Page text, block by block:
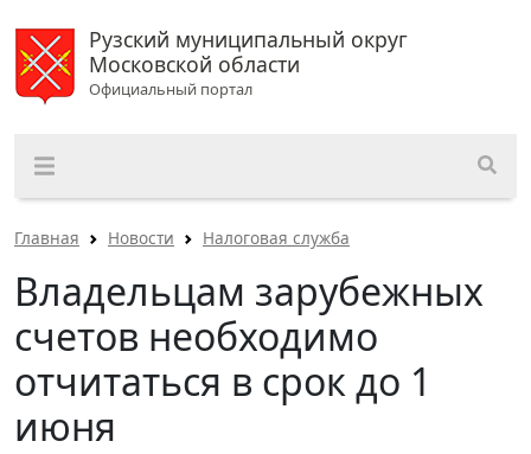
Рузский муниципальный округ
Московской области
Официальный портал
Главная Новости Налоговая служба
Владельцам зарубежных
счетов необходимо
отчитаться в срок до 1
июня